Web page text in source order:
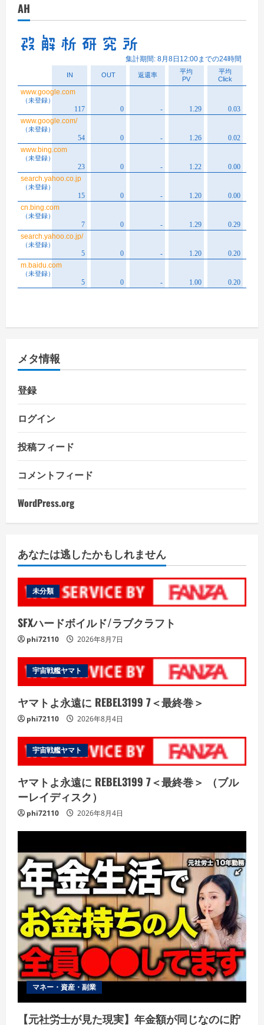
ブ
AH
メタ情報
登録
ログイン
投稿フィード
コメントフィード
WordPress.org
あなたは逃したかもしれません
未分類
SFXハードボイルド/ラブクラフト
phi72110 2026年8月7日
宇宙戦艦ヤマト
ヤマトよ永遠に REBEL3199 7＜最終巻＞
phi72110 2026年8月4日
宇宙戦艦ヤマト
ヤマトよ永遠に REBEL3199 7＜最終巻＞ （ブル
ーレイディスク）
phi72110 2026年8月4日
マネー・資産・副業
【元社労士が見た現実】年金額が同じなのに貯